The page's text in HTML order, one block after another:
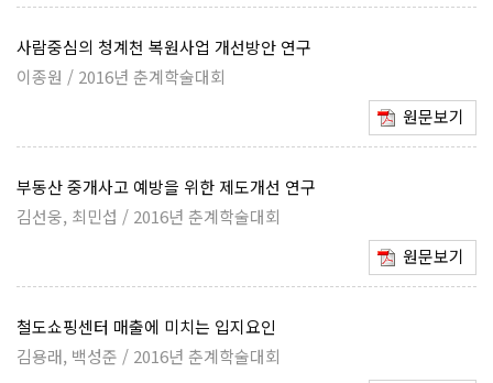
사람중심의 청계천 복원사업 개선방안 연구
이종원 / 2016년 춘계학술대회
원문보기
부동산 중개사고 예방을 위한 제도개선 연구
김선웅, 최민섭 / 2016년 춘계학술대회
원문보기
철도쇼핑센터 매출에 미치는 입지요인
김용래, 백성준 / 2016년 춘계학술대회